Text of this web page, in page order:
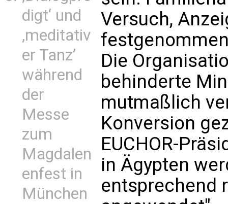
digt‘ und
‚meditativ
er Tanz’
während
der
Messe
zum
Magdalen
enfest in
München
Versuch,
Die
behinderte
mutmaßlich
Konversion
EUCHOR-
in Ägypten
entsprechend